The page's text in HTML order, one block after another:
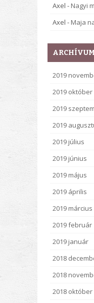
Axel - Nagyi
Axel - Maja
ARCHÍVUM
2019
2019 október
2019
2019
2019 július
2019 június
2019 május
2019 április
2019 március
2019 február
2019 január
2018
2018
2018 október